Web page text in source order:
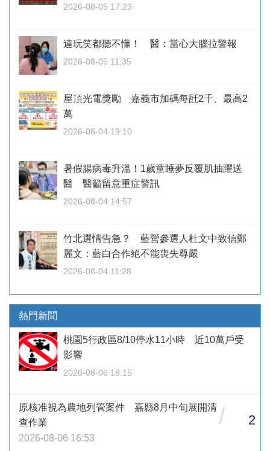
2026-08-05 17:23
連玩笑都聽不懂！ 醫：當心大腦拉警報
2026-08-05 11:35
屋頂光電獎勵 嘉義市加碼每瓩2千、最高2
萬
2026-08-04 19:10
暑假腸病毒升溫！1歲童睡夢反覆肌抽躍送
醫 醫籲留意重症警訊
2026-08-04 14:57
竹北選情告急？ 藍營參選人杜文中致信鄭
麗文：藍白合作絕不能喪失尊嚴
2026-08-04 11:28
熱門新聞
桃園5行政區8/10停水11小時 近10萬戶受
影響
2026-08-06 18:15
原核准視為農地列管案件 嘉縣8月中旬展開清
查作業
2026-08-06 16:53
/ 2